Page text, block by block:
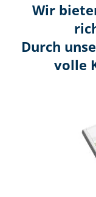
Wir
Durch
volle